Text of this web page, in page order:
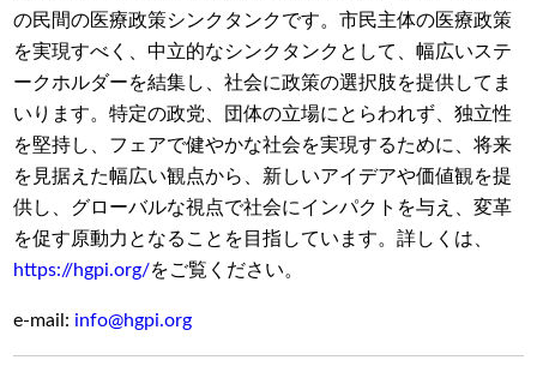
の民間の医療政策シンクタンクです。市民主体の医療政策
を実現すべく、中立的なシンクタンクとして、幅広いステ
ークホルダーを結集し、社会に政策の選択肢を提供してま
いります。特定の政党、団体の立場にとらわれず、独立性
を堅持し、フェアで健やかな社会を実現するために、将来
を見据えた幅広い観点から、新しいアイデアや価値観を提
供し、グローバルな視点で社会にインパクトを与え、変革
を促す原動力となることを目指しています。詳しくは、
https://hgpi.org/をご覧ください。
e-mail: info@hgpi.org